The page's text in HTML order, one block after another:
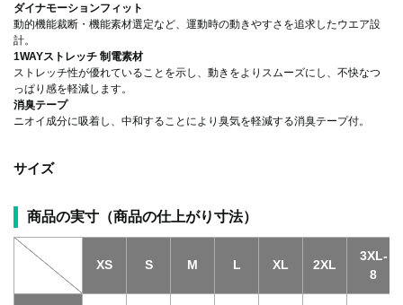
ダイナモーションフィット
動的機能裁断・機能素材選定など、運動時の動きやすさを追求したウエア設
計。
1WAYストレッチ 制電素材
ストレッチ性が優れていることを示し、動きをよりスムーズにし、不快なつ
っぱり感を軽減します。
消臭テープ
ニオイ成分に吸着し、中和することにより臭気を軽減する消臭テープ付。
サイズ
商品の実寸（商品の仕上がり寸法）
XS S M L XL 2XL
3XL-
8